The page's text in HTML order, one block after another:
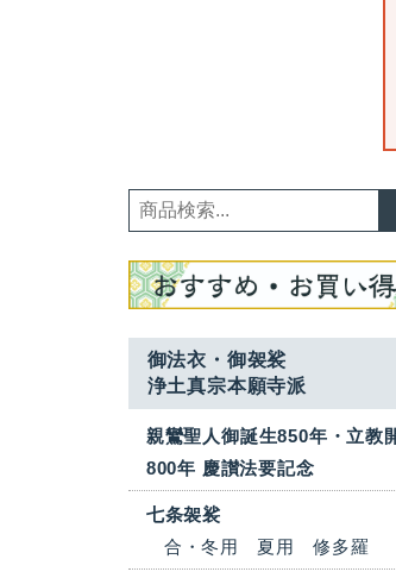
御法衣・御袈裟
浄土真宗本願寺派
親鸞聖人御誕生850年・立教
800年 慶讃法要記念
七条袈裟
合・冬用
夏用 修多羅